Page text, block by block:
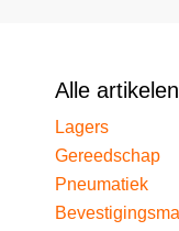
Alle artikelen
Lagers
Gereedschap
Pneumatiek